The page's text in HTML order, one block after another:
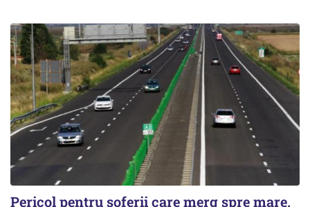
Pericol pentru șoferii care merg spre mare.